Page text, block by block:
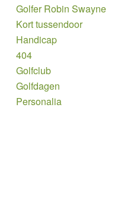
Golfer Robin Swayne
Kort tussendoor
Handicap
404
Golfclub
Golfdagen
Personalia